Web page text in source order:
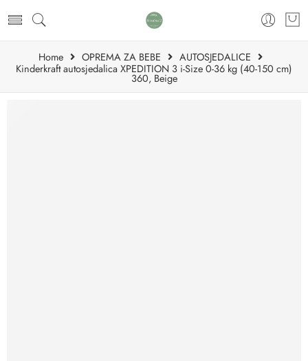
Home OPREMA ZA BEBE
AUTOSJEDALICE
Kinderkraft autosjedalica XPEDITION 3 i-Size 0-36 kg (40-150 cm)
360, Beige